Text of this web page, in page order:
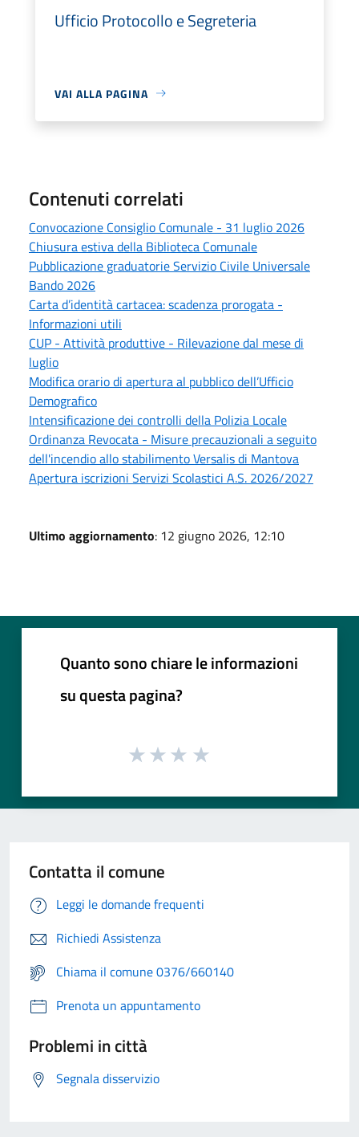
Ufficio Protocollo e Segreteria
VAI ALLA PAGINA
Contenuti correlati
Convocazione Consiglio Comunale - 31 luglio 2026
Chiusura estiva della Biblioteca Comunale
Pubblicazione graduatorie Servizio Civile Universale
Bando 2026
Carta d’identità cartacea: scadenza prorogata -
Informazioni utili
CUP - Attività produttive - Rilevazione dal mese di
luglio
Modifica orario di apertura al pubblico dell’Ufficio
Demografico
Intensificazione dei controlli della Polizia Locale
Ordinanza Revocata - Misure precauzionali a seguito
dell'incendio allo stabilimento Versalis di Mantova
Apertura iscrizioni Servizi Scolastici A.S. 2026/2027
Ultimo aggiornamento: 12 giugno 2026, 12:10
Quanto sono chiare le informazioni
su questa pagina?
Contatta il comune
Leggi le domande frequenti
Richiedi Assistenza
Chiama il comune 0376/660140
Prenota un appuntamento
Problemi in città
Segnala disservizio